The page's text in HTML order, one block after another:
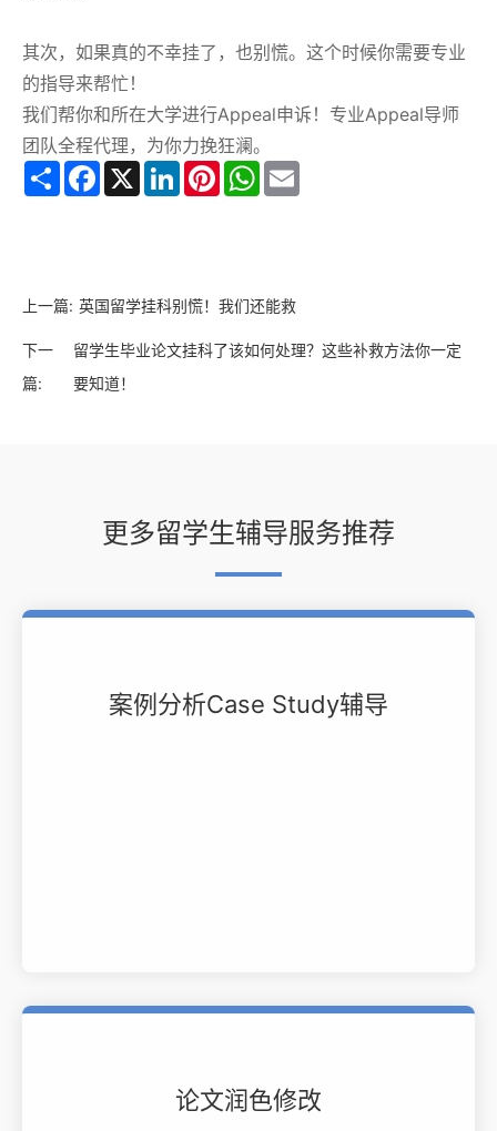
其次，如果真的不幸挂了，也别慌。这个时候你需要专业
的指导来帮忙！
我们帮你和所在大学进行Appeal申诉！专业Appeal导师
团队全程代理，为你力挽狂澜。
Share Facebook
X LinkedInPinterestWhatsApp
上一篇: 英国留学挂科别慌！我们还能救
下一
篇:
留学生毕业论文挂科了该如何处理？这些补救方法你一定
要知道！
更多留学生辅导服务推荐
案例分析Case Study辅导
论文润色修改